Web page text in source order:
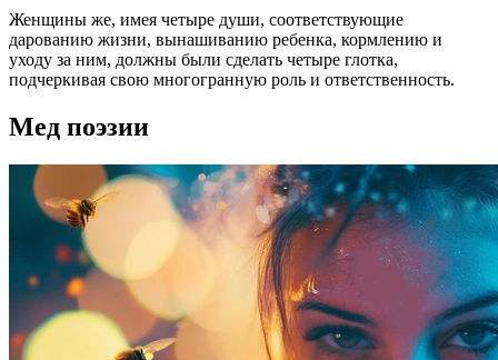
Женщины же, имея четыре души, соответствующие
дарованию жизни, вынашиванию ребенка, кормлению и
уходу за ним, должны были сделать четыре глотка,
подчеркивая свою многогранную роль и ответственность.
Мед поэзии